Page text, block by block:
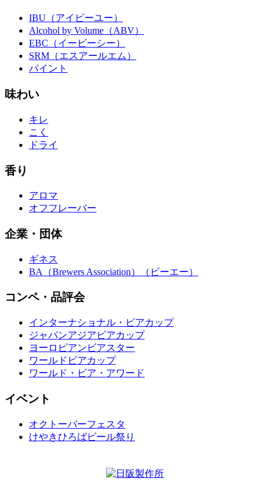
IBU（アイビーユー）
Alcohol by Volume（ABV）
EBC（イービーシー）
SRM（エスアールエム）
パイント
味わい
キレ
こく
ドライ
香り
アロマ
オフフレーバー
企業・団体
ギネス
BA（Brewers Association）（ビーエー）
コンペ・品評会
インターナショナル・ビアカップ
ジャパンアジアビアカップ
ヨーロピアンビアスター
ワールドビアカップ
ワールド・ビア・アワード
イベント
オクトーバーフェスタ
けやきひろばビール祭り